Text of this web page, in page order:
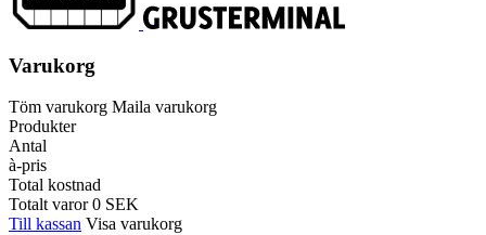
Varukorg
Töm varukorg Maila varukorg
Produkter
Antal
à-pris
Total kostnad
Totalt varor0 SEK
Till kassan Visa varukorg